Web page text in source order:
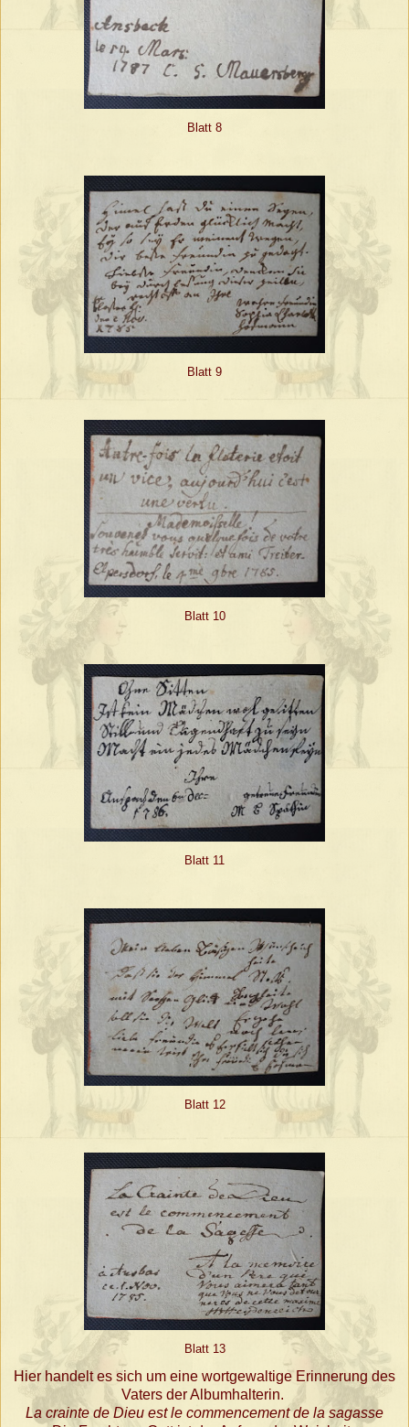
Blatt 8
Blatt 9
Blatt 10
Blatt 11
Blatt 12
Blatt 13
Hier handelt es sich um eine wortgewaltige Erinnerung des
Vaters der Albumhalterin.
La crainte de Dieu est le commencement de la sagasse